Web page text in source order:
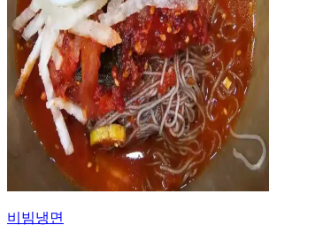
비빔냉면